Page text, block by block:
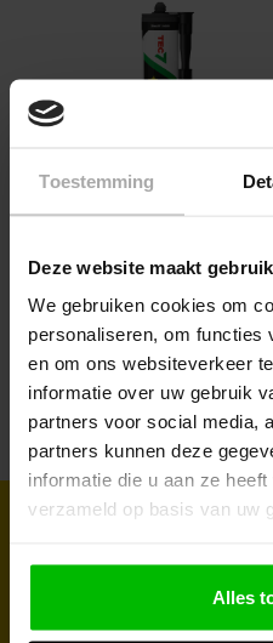
Toestemming
Deze website maakt
We gebruiken cookies om
personaliseren, om functies
en om ons websiteverkeer
informatie over uw gebruik
partners voor social media,
partners kunnen deze
informatie die u aan ze
verzameld op basis van uw
Alles
€ 10,35 In winkelwagen
regular
Take advantage of our